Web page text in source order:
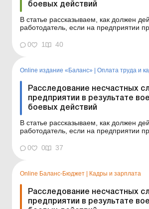
боевых действий
В статье рассказываем, как должен
работодатель, если на предприятии
действий. Баланс-Агро № 6 от 10
Во время войны несчастные случаи в
числе, и на р...
0 1 40
Online издание «Баланс» Оплата труда и
Расследование несчастных
предприятии в результате
боевых действий
В статье рассказываем, как должен
работодатель, если на предприятии
действий. Баланс № 6 от 10 февраля
время войны несчастные случаи в
на рабоче...
0 0 37
Online Баланс-Бюджет Кадры и зарплата
Расследование несчастных
предприятии в результате